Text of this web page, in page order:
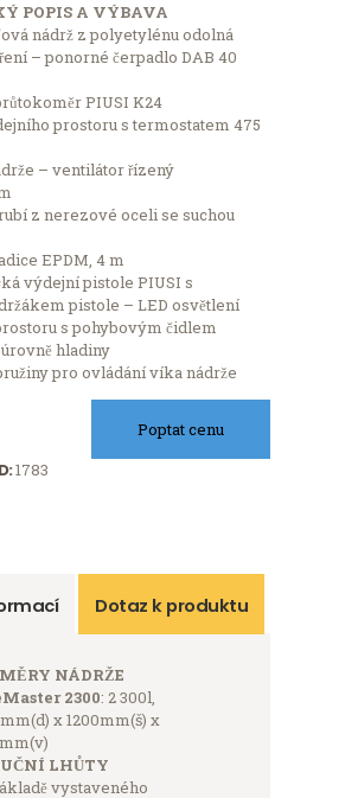
POPIS A VÝBAVA
nádrž z polyetylénu odolná
– ponorné čerpadlo DAB 40
PIUSI K24
prostoru s termostatem 475
– ventilátor řízený
z nerezové oceli se suchou
EPDM, 4 m
výdejní pistole PIUSI s
pistole – LED osvětlení
s pohybovým čidlem
hladiny
pro ovládání víka nádrže
Poptat cenu
1783
Dotaz k produktu
NÁDRŽE
2300: 2 300l,
x 1200mm(š) x
LHŮTY
vystaveného